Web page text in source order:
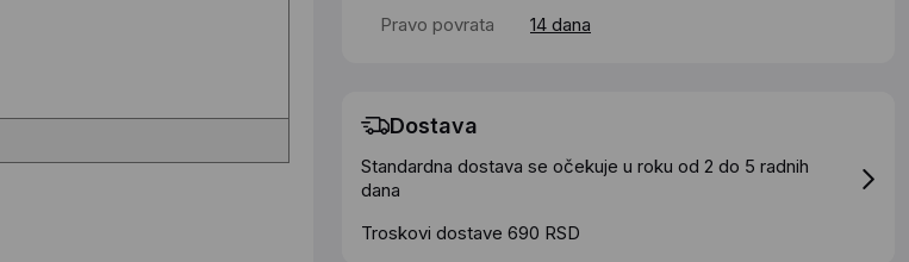
Pravo povrata
14 dana
Dostava
Standardna dostava se očekuje u roku od 2 do 5 radnih
dana
Troskovi dostave 690 RSD